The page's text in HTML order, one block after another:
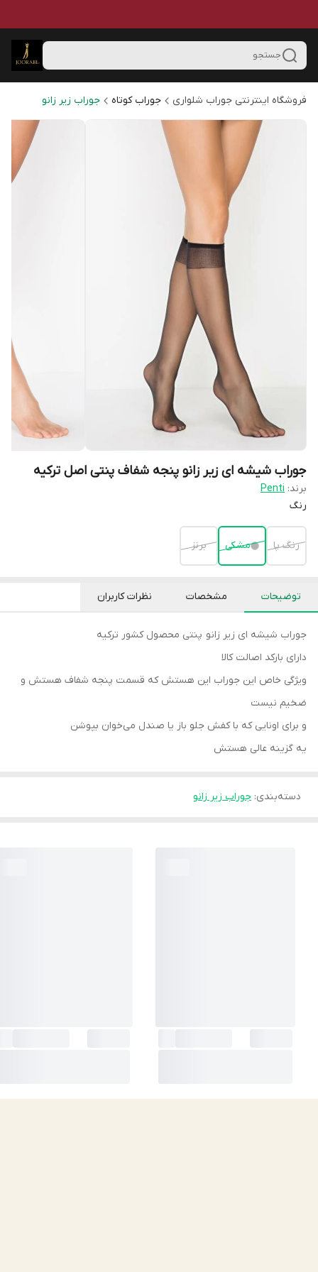
جستجو
فروشگاه اینترنتی جوراب شلواری جوراب کوتاه جوراب زیر زانو
جوراب شیشه ای زیر زانو پنجه شفاف پنتی اصل ترکیه
برند: Penti
رنگ
رنگ پا مشکی برنز
توضیحات مشخصات نظرات کاربران
جوراب شیشه ای زیر زانو پنتی محصول کشور ترکیه
دارای بارکد اصالت کالا
ویژگی خاص این جوراب این هستش که قسمت پنجه شفاف هستش و
ضخیم نیست
و برای اونایی که با کفش جلو باز یا صندل می‌خوان بپوشن
یه گزینه عالی هستش
دسته‌بندی: جوراب زیر زانو